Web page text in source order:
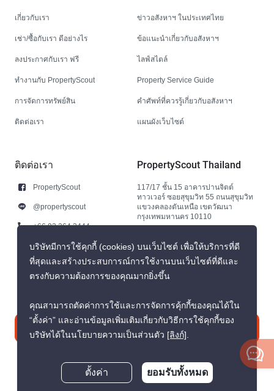
เกี่ยวกับเรา
เช่า/ซื้อกับเรา ดีอย่างไร
ลงประกาศกับเรา ฟรี
ทำงานกับ PropertyScout
การจัดการทรัพย์สิน
ติดต่อเรา
ข่าวอสังหาฯ ในประเทศไทย
ข้อแนะนำเกี่ยวกับอสังหาฯ
ไลฟ์สไตล์
Property Service Guide
คำศัพท์ที่ควรรู้เกี่ยวกับอสังหาฯ
แผนผังเว็บไซต์
ติดต่อเรา
PropertyScout
@propertyscout
+66 92 264 3444
+66 92 264 3444
contact@propertyscout.co.th
PropertyScout Thailand
117/17 ชั้น 15 อาคารปานจิตต์
ทาวเวอร์ ซอยสุขุมวิท 55 ถนนสุขุมวิท
แขวงคลองตันเหนือ เขตวัฒนา
กรุงเทพมหานคร 10110
ติดต่อเรา
บริษัทมีการใช้คุกกี้ (cookies) บนเว็บไซต์ เพื่อให้บริการที่ดี
ที่สุดและสร้างประสบการณ์การใช้งานบนเว็บไซต์ที่ดีและ
ตรงกับความต้องการของคุณมากยิ่งขึ้น
คุณสามารถตัดค่าการใช้และการจัดการคุ้กกี้ของคุณได้ใน
“ตั้งค่า” และอ่านข้อมูลเพิ่มเติมเกี่ยวกับวิธีการใช้คุกกี้ของ
บริษัทได้ในนโยบายความเป็นส่วนตัว [ลิงก์].
ตั้งค่า ยอมรับทั้งหมด